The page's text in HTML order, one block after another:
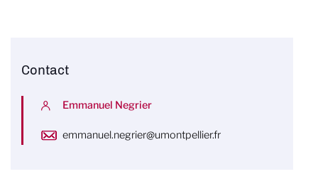
Contact
Emmanuel Negrier
emmanuel.negrier@umontpellier.fr